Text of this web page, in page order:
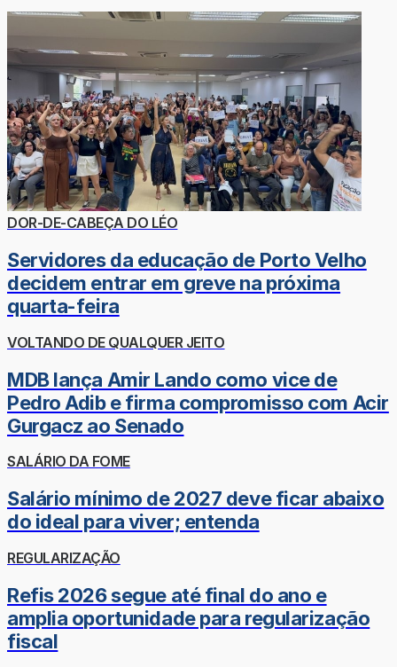
DOR-DE-CABEÇA DO LÉO
Servidores da educação de Porto Velho
decidem entrar em greve na próxima
quarta-feira
VOLTANDO DE QUALQUER JEITO
MDB lança Amir Lando como vice de
Pedro Adib e firma compromisso com Acir
Gurgacz ao Senado
SALÁRIO DA FOME
Salário mínimo de 2027 deve ficar abaixo
do ideal para viver; entenda
REGULARIZAÇÃO
Refis 2026 segue até final do ano e
amplia oportunidade para regularização
fiscal